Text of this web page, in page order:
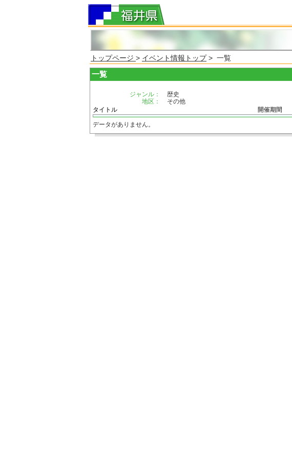
トップページ > イベント情報トップ> 一覧
一覧
ジャンル：
歴史
地区：
その他
タイトル
開催期間
データがありません。